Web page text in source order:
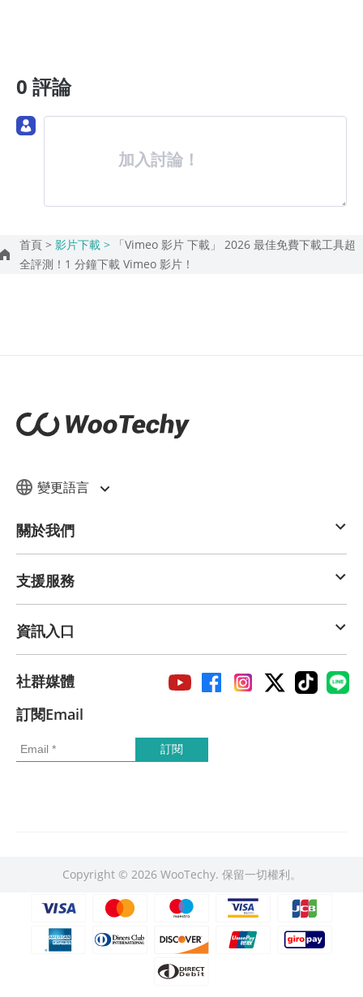
0 評論
加入討論！
首頁 > 影片下載 >
「Vimeo 影片 下載」 2026 最佳免費下載工具超
全評測！1 分鐘下載 Vimeo 影片！
變更語言
關於我們
支援服務
資訊入口
社群媒體
訂閱Email
Copyright © 2026 WooTechy. 保留一切權利。